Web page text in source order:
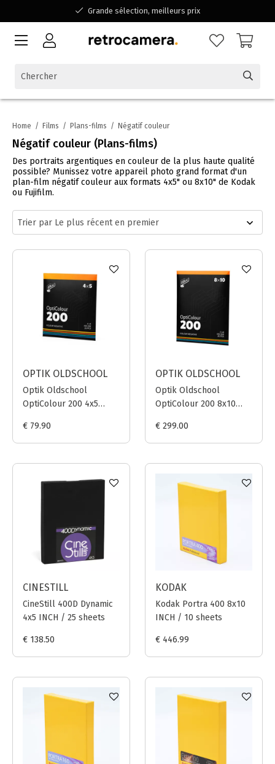
Grande sélection, meilleurs prix
Disponible pour toutes vos questions
Home / Films / Plans-films / Négatif couleur
Négatif couleur (Plans-films)
Des portraits argentiques en couleur de la plus haute qualité
possible? Munissez votre appareil photo grand format d'un
plan-film négatif couleur aux formats 4x5" ou 8x10" de Kodak
ou Fujifilm.
OPTIK OLDSCHOOL
Optik Oldschool
OptiColour 200 4x5
€ 79.90
OPTIK OLDSCHOOL
Optik Oldschool
OptiColour 200 8x10
€ 299.00
CINESTILL
CineStill 400D Dynamic
4x5 INCH / 25 sheets
€ 138.50
KODAK
Kodak Portra 400 8x10
INCH / 10 sheets
€ 446.99